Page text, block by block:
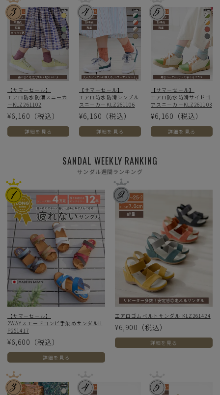
【サマーセール】
エアロ防水防滑スニーカ
ーKLZ261102
¥6,160 （税込）
詳細を見る
【サマーセール】
エアロ防水防滑シンプル
スニーカーKLZ261106
¥6,160 （税込）
詳細を見る
【サマーセール】
エアロ防水防滑サイドゴ
アスニーカーKLZ261103
¥6,160 （税込）
詳細を見る
SANDAL WEEKLY RANKING
サンダル週間ランキング
【サマーセール】
2WAYスエードコンビ手染めサンダルH
P251417
¥6,600 （税込）
詳細を見る
エアロゴムベルトサンダル KLZ261424
¥6,900 （税込）
詳細を見る